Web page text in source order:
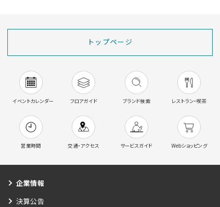
トップページ
イベントカレンダー フロアガイド ブランド検索 レストラン・喫茶
営業時間 交通・アクセス サービスガイド Webショッピング
企業情報
決算公告